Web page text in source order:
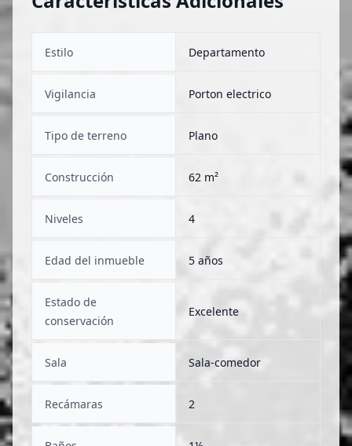
Estilo Departamento
Vigilancia Porton electrico
Tipo de terreno Plano
Construcción 62 m²
Niveles 4
Edad del inmueble 5 años
Estado de
conservación
Excelente
Sala Sala-comedor
Recámaras 2